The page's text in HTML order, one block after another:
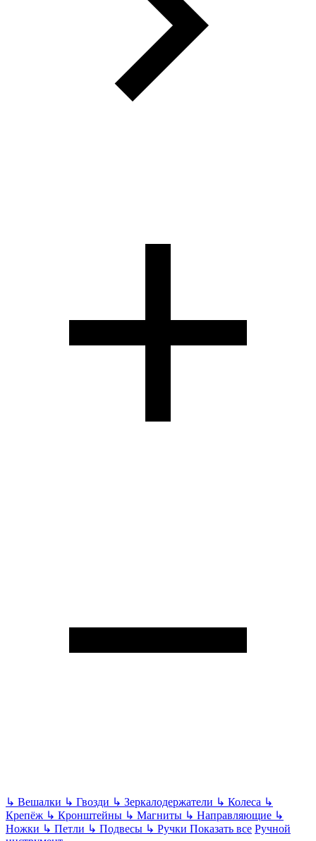
↳ Вешалки ↳ Гвозди ↳ Зеркалодержатели ↳ Колеса ↳
Крепёж ↳ Кронштейны ↳ Магниты ↳ Направляющие ↳
Ножки ↳ Петли ↳ Подвесы ↳ Ручки Показать все Ручной